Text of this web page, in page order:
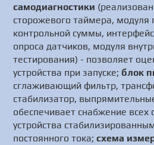
самодиагностики
сторожевого таймера, модуля
контрольной суммы,
опроса датчиков, модуля
тестирования) - позволяет
устройства при запуске; блок
сглаживающий фильтр,
стабилизатор,
обеспечивает снабжение всех
устройства
постоянного тока;схема